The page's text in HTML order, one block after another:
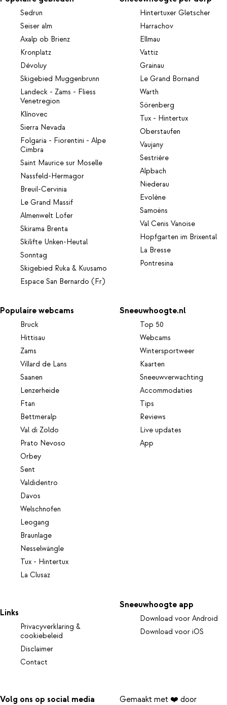
Sedrun
Seiser alm
Axalp ob Brienz
Kronplatz
Dévoluy
Skigebied Muggenbrunn
Landeck - Zams - Fliess
Venetregion
Klínovec
Sierra Nevada
Folgaria - Fiorentini - Alpe
Cimbra
Saint Maurice sur Moselle
Nassfeld-Hermagor
Breuil-Cervinia
Le Grand Massif
Almenwelt Lofer
Skirama Brenta
Skilifte Unken-Heutal
Sonntag
Skigebied Ruka & Kuusamo
Espace San Bernardo (Fr)
Hintertuxer Gletscher
Harrachov
Ellmau
Vattiz
Grainau
Le Grand Bornand
Warth
Sörenberg
Tux - Hintertux
Oberstaufen
Vaujany
Sestrière
Alpbach
Niederau
Evolène
Samoëns
Val Cenis Vanoise
Hopfgarten im Brixental
La Bresse
Pontresina
Populaire webcams
Bruck
Hittisau
Zams
Villard de Lans
Saanen
Lenzerheide
Ftan
Bettmeralp
Val di Zoldo
Prato Nevoso
Orbey
Sent
Valdidentro
Davos
Welschnofen
Leogang
Braunlage
Nesselwängle
Tux - Hintertux
La Clusaz
Sneeuwhoogte.nl
Top 50
Webcams
Wintersportweer
Kaarten
Sneeuwverwachting
Accommodaties
Tips
Reviews
Live updates
App
Links
Privacyverklaring &
cookiebeleid
Disclaimer
Contact
Sneeuwhoogte app
Download voor Android
Download voor iOS
Volg ons op social media Gemaakt met ❤️ door